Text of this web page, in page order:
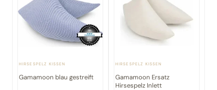
HIRSESPELZ KISSEN
Gamamoon blau gestreift
HIRSESPELZ KISSEN
Gamamoon Ersatz
Hirsespelz Inlett